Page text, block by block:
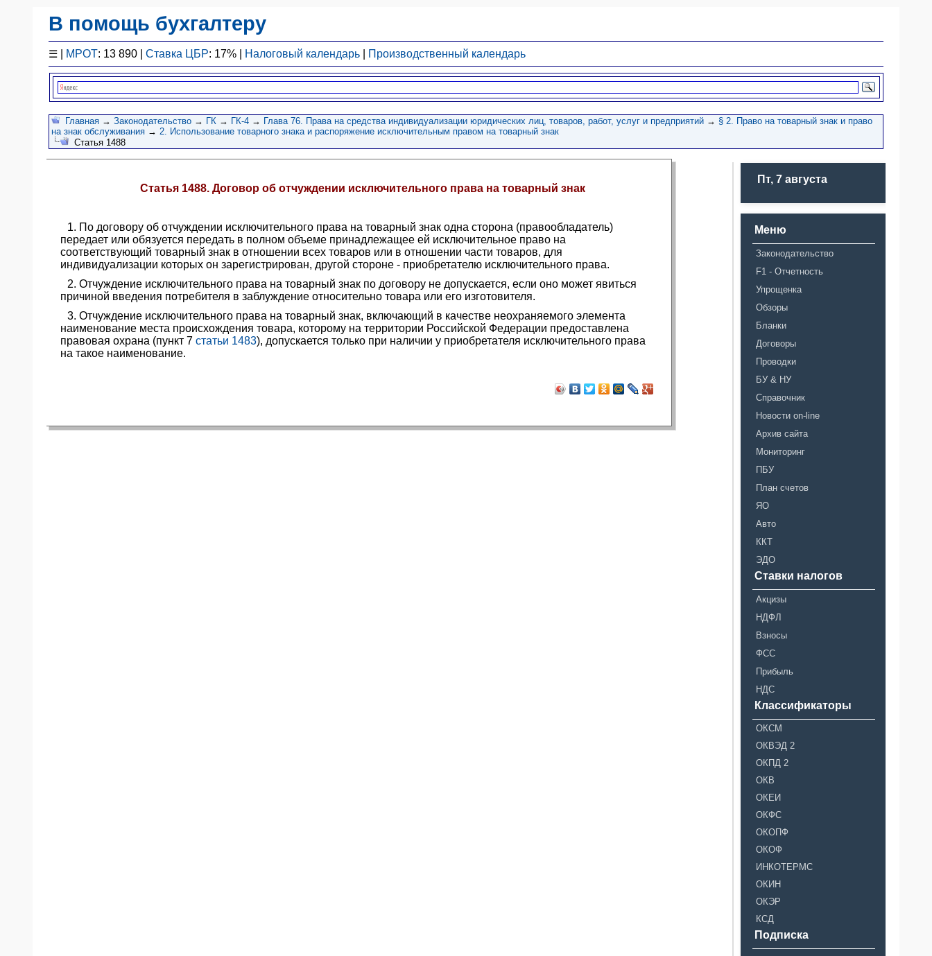
В помощь бухгалтеру
☰ МРОТ: 13 890 |Ставка ЦБР: 17% | Налоговый календарь Производственный календарь
Законодательство
F1 - Отчетность
План счетов
Справочник
Упрощенка
Договоры
Проводки
Главная →Законодательство → ГК → ГК-4 → Глава 76. Права на средства индивидуализации юридических лиц, товаров, работ, услуг и предприятий → § 2. Право на товарный знак и право
на знак обслуживания →2. Использование товарного знака и распоряжение исключительным правом на товарный знак
Статья 1488
Статья 1488. Договор об отчуждении исключительного права на товарный знак
1. По договору об отчуждении исключительного права на товарный знак одна сторона (правообладатель)
передает или обязуется передать в полном объеме принадлежащее ей исключительное право на
соответствующий товарный знак в отношении всех товаров или в отношении части товаров, для
индивидуализации которых он зарегистрирован, другой стороне - приобретателю исключительного права.
2. Отчуждение исключительного права на товарный знак по договору не допускается, если оно может явиться
причиной введения потребителя в заблуждение относительно товара или его изготовителя.
3. Отчуждение исключительного права на товарный знак, включающий в качестве неохраняемого элемента
наименование места происхождения товара, которому на территории Российской Федерации предоставлена
правовая охрана (пункт 7статьи 1483), допускается только при наличии у приобретателя исключительного права
на такое наименование.
Пт, 7 августа
Меню
Законодательство
F1 - Отчетность
Упрощенка
Обзоры
Бланки
Договоры
Проводки
БУ & НУ
Справочник
Новости on-line
Архив сайта
Мониторинг
ПБУ
План счетов
ЯО
Авто
ККТ
ЭДО
Ставки налогов
Акцизы
НДФЛ
Взносы
ФСС
Прибыль
НДС
Классификаторы
ОКСМ
ОКВЭД 2
ОКПД 2
ОКВ
ОКЕИ
ОКФС
ОКОПФ
ОКОФ
ИНКОТЕРМС
ОКИН
ОКЭР
КСД
Подписка